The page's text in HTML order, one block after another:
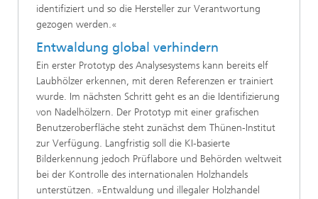
identifiziert und so die Hersteller zur Verantwortung
gezogen werden.«
Entwaldung global verhindern
Ein erster Prototyp des Analysesystems kann bereits elf
Laubhölzer erkennen, mit deren Referenzen er trainiert
wurde. Im nächsten Schritt geht es an die Identifizierung
von Nadelhölzern. Der Prototyp mit einer grafischen
Benutzeroberfläche steht zunächst dem Thünen-Institut
zur Verfügung. Langfristig soll die KI-basierte
Bilderkennung jedoch Prüflabore und Behörden weltweit
bei der Kontrolle des internationalen Holzhandels
unterstützen. »Entwaldung und illegaler Holzhandel